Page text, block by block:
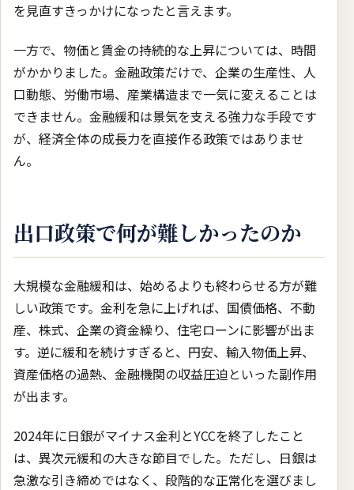
を見直すきっかけになったと言えます。
一方で、物価と賃金の持続的な上昇については、時間
がかかりました。金融政策だけで、企業の生産性、人
口動態、労働市場、産業構造まで一気に変えることは
できません。金融緩和は景気を支える強力な手段です
が、経済全体の成長力を直接作る政策ではありませ
ん。
出口政策で何が難しかったのか
大規模な金融緩和は、始めるよりも終わらせる方が難
しい政策です。金利を急に上げれば、国債価格、不動
産、株式、企業の資金繰り、住宅ローンに影響が出ま
す。逆に緩和を続けすぎると、円安、輸入物価上昇、
資産価格の過熱、金融機関の収益圧迫といった副作用
が出ます。
2024年に日銀がマイナス金利とYCCを終了したこと
は、異次元緩和の大きな節目でした。ただし、日銀は
急激な引き締めではなく、段階的な正常化を選びまし